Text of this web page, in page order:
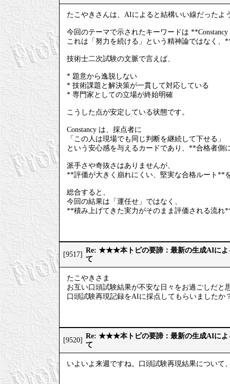
たこやきさんは、AIによると結構いい線だったよ
今回のテーマで示されたキーワードは
これは「努力を続ける」という精神論ではなく
技術士二次試験の文脈で言えば、
* 題意から逸脱しない
* 技術課題と解決策が一貫して対応している
* 専門家としての立場が終始明確
こうした点が安定している状態です。
Constancy は、採点者に
「この人は現場でも同じ判断を継続して下せる」
という安心感を与えるカードであり、**合格者側
派手さや奇抜さはありませんが、
**評価が大きく崩れにくい、堅実な合格ルート**
総合すると、
今回の結果は「運任せ」ではなく、
**積み上げてきた実力がそのまま評価される流れ
[9517]
Re: ★★★本トピの要諦：最新の生成AIによ
て
たこやきさま
お互い口頭試験結果が不安な日々をお過ごしだと
口頭試験再現記録をAIに採点してもらいましたか
[9520]
Re: ★★★本トピの要諦：最新の生成AIによ
て
いよいよ来週ですね。口頭試験再現結果につい